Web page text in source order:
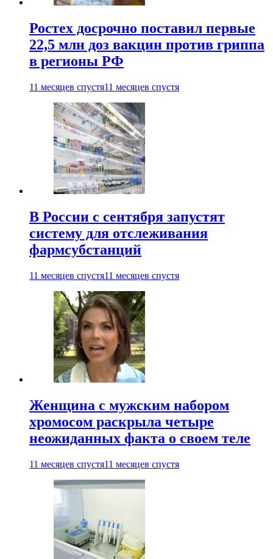
Ростех досрочно поставил первые
22,5 млн доз вакцин против гриппа
в регионы РФ
11 месяцев спустя11 месяцев спустя
В России с сентября запустят
систему для отслеживания
фармсубстанций
11 месяцев спустя11 месяцев спустя
Женщина с мужским набором
хромосом раскрыла четыре
неожиданных факта о своем теле
11 месяцев спустя11 месяцев спустя